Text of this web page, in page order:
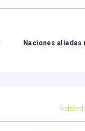
Naciones aliadas